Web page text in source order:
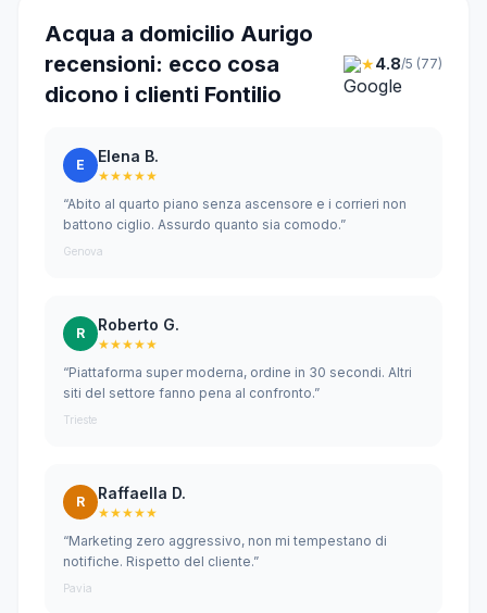
Acqua a domicilio Aurigo
recensioni: ecco cosa
dicono i clienti Fontilio
★4.8/5 (77)
E Elena B.
★★★★★
“Abito al quarto piano senza ascensore e i corrieri non
battono ciglio. Assurdo quanto sia comodo.”
Genova
R Roberto G.
★★★★★
“Piattaforma super moderna, ordine in 30 secondi. Altri
siti del settore fanno pena al confronto.”
Trieste
R Raffaella D.
★★★★★
“Marketing zero aggressivo, non mi tempestano di
notifiche. Rispetto del cliente.”
Pavia